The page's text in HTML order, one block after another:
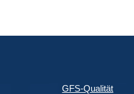
GFS-Qualität